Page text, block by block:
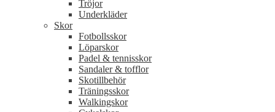
Tröjor
Underkläder
Skor
Fotbollsskor
Löparskor
Padel & tennisskor
Sandaler & tofflor
Skotillbehör
Träningsskor
Walkingskor